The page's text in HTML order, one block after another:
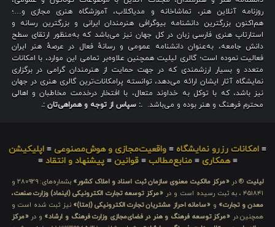
روزنامه آنلاین هنر، تماشاخانه و مدیاکلاب، آموزشگاه هنری مجازی و…؛
هم‌اکنون بزرگترین دانشنامه بیوگرافی هنرمندان ایرانی و بزرگترین رسانه و
استارتاپ هنری فارسی زبان در کل جهان نیز می‌باشد که به‌منظور ارتقای سطح
دانش جامعه، به‌عنوان دانشنامه عمومی و رسانهٔ فعال در عرصهٔ هنر ایران
فعالیت نموده است؛ گالری لیلیت همچنین علاوه‌بر تمامی این موارد، با امکانات
متعدد و بسیار ارزشمندی که در جهت حمایت از هنرمندان گرامی در برگزاری
نمایشگاه آثار ایشان ارائه می‌دهد، توانسته پرامکانات‌ترین گالری هنری در جهان
نیز باشد، که با توکل به خداوند متعال، با افتخار درخدمت مخاطبان و اهالی
محترم فرهنگ و هنر بوده و می‌باشد. .: سپاس از توجه و همراهی‌تان :.
≡ امکانات رزرو نمایشگاه ≡ واقعیت‌مجازی و هوش‌مصنوعی ≡ اپلیکیشن
≡همکاری ≡منابع‌مطالب ≡قوانین ≡پیشنهاد و انتقاد ≡
لیلیت ® در «مرکز مالکیت معنوی سازمان ثبت اسناد و املاک کشور»
بشماره‌های: ۲۸۰۹۲۹ و
۴۵۱۸۴۱ ، به ثبت رسیده است و در
«مرکز توسعه تجارت الکترونیکی (اینماد) وزارت صنعت،
معدن و تجارت» و «سامانه احراز مشتریان تجارت الکترونیکی (اِمتا)» نیز ثبت شده است و
همچنین در «مرکز توسعه فرهنگ و هنر در فضای‌مجازی وزارت فرهنگ و ارشاد» و در«مرکز